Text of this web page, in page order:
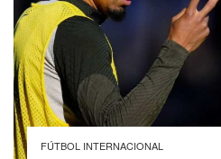
FÚTBOL INTERNACIONAL